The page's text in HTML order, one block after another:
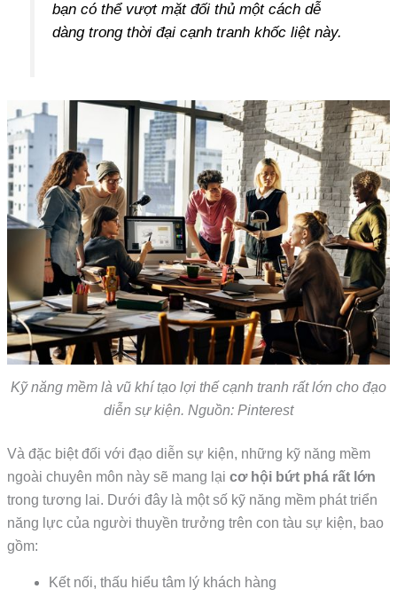
bạn có thể vượt mặt đối thủ một cách dễ
dàng trong thời đại cạnh tranh khốc liệt này.
Kỹ năng mềm là vũ khí tạo lợi thế cạnh tranh rất lớn cho đạo
diễn sự kiện. Nguồn: Pinterest
Và đặc biệt đối với đạo diễn sự kiện, những kỹ năng mềm
ngoài chuyên môn này sẽ mang lạicơ hội bứt phá rất lớn
trong tương lai. Dưới đây là một số kỹ năng mềm phát triển
năng lực của người thuyền trưởng trên con tàu sự kiện, bao
gồm:
Kết nối, thấu hiểu tâm lý khách hàng